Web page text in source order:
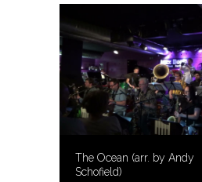
The Ocean (arr. by Andy
Schofield)